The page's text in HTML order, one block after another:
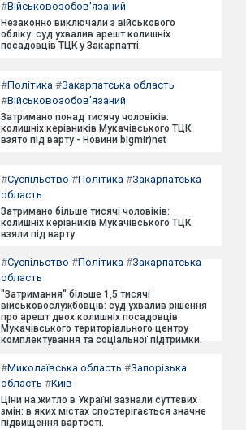
#Військовозобов'язаний
Незаконно виключали з військового
обліку: суд ухвалив арешт колишніх
посадовців ТЦК у Закарпатті.
#Політика #Закарпатська область
#Військовозобов'язаний
Затримано понад тисячу чоловіків:
колишніх керівників Мукачівського ТЦК
взято під варту - Новини bigmir)net
#Суспільство #Політика #Закарпатська
область
Затримано більше тисячі чоловіків:
колишніх керівників Мукачівського ТЦК
взяли під варту.
#Суспільство #Політика #Закарпатська
область
"Затримання" більше 1,5 тисячі
військовослужбовців: суд ухвалив рішення
про арешт двох колишніх посадовців
Мукачівського територіального центру
комплектування та соціальної підтримки.
#Миколаївська область #Запорізька
область #Київ
Ціни на житло в Україні зазнали суттєвих
змін: в яких містах спостерігається значне
підвищення вартості.